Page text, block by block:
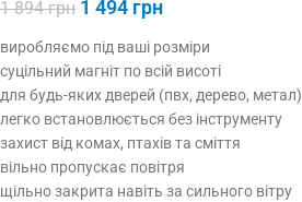
1 894грн 1 494 грн
виробляємо під ваші розміри
суцільний магніт по всій висоті
для будь-яких дверей (пвх, дерево, метал)
легко встановлюється без інструменту
захист від комах, птахів та сміття
вільно пропускає повітря
щільно закрита навіть за сильного вітру